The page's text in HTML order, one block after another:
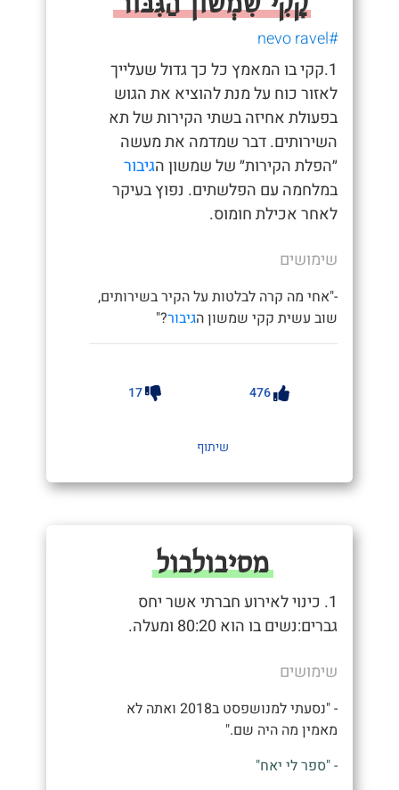
#nevo ravel
1.קקי בו המאמץ כל כך גדול שעלייך
לאזור כוח על מנת להוציא את הגוש
בפעולת אחיזה בשתי הקירות של תא
השירותים. דבר שמדמה את מעשה
״הפלת הקירות״ של שמשון הגיבור
במלחמה עם הפלשתים. נפוץ בעיקר
לאחר אכילת חומוס.
שימושים
-"אחי מה קרה לבלטות על הקיר בשירותים,
שוב עשית קקי שמשון הגיבור?"
476
17
שיתוף
מסיבולבול
1. כינוי לאירוע חברתי אשר יחס
גברים:נשים בו הוא 80:20 ומעלה.
שימושים
- "נסעתי למנושפסט ב2018 ואתה לא
מאמין מה היה שם."
- "ספר לי יאח"